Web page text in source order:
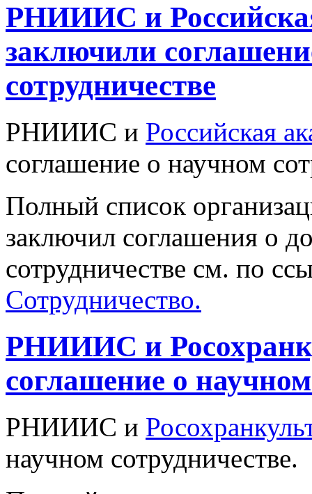
РНИИИС и
заключили
сотрудничестве
РНИИИС и Российская
соглашение о научном
Полный список
заключил соглашения о
сотрудничестве см. по
Сотрудничество.
РНИИИС и
соглашение о
РНИИИС и
научном сотрудничестве.